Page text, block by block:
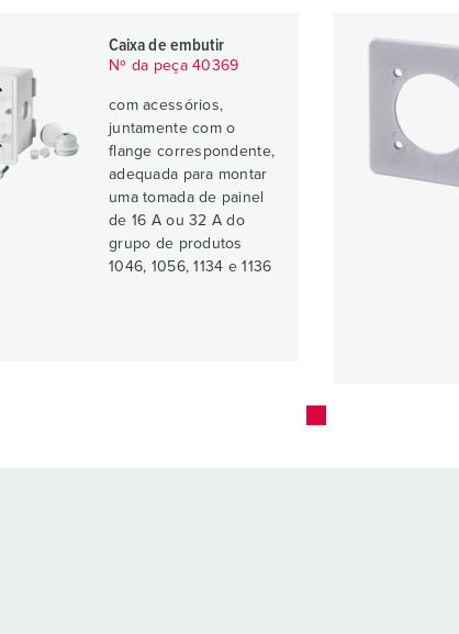
Caixa de embutir
Nº da peça 40369
com acessórios,
juntamente com o
flange correspondente,
adequada para montar
uma tomada de painel
de 16 A ou 32 A do
grupo de produtos
1046, 1056, 1134 e 1136